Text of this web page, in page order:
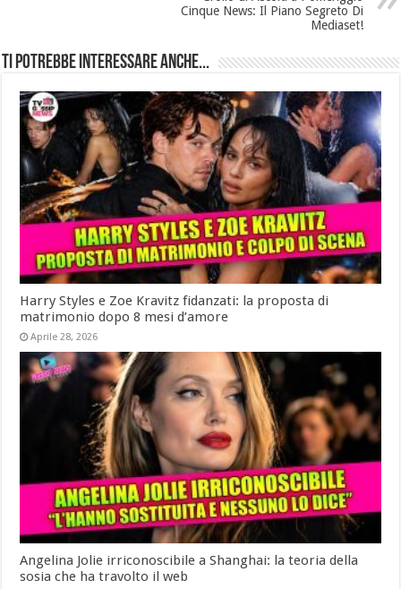
Cinque News: Il Piano Segreto Di
Mediaset!
Ti potrebbe interessare anche...
Harry Styles e Zoe Kravitz fidanzati: la proposta di
matrimonio dopo 8 mesi d’amore
Aprile 28, 2026
Angelina Jolie irriconoscibile a Shanghai: la teoria della
sosia che ha travolto il web